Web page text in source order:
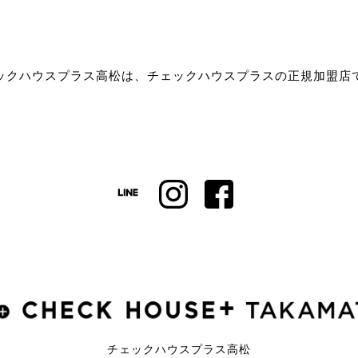
クハウスプラス高松は、チェックハウスプラスの正規加盟店
チェックハウスプラス高松